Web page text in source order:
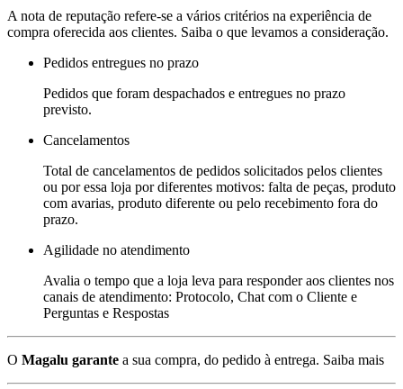
A nota de reputação refere-se a vários critérios na experiência de
compra oferecida aos clientes. Saiba o que levamos a consideração.
Pedidos entregues no prazo
Pedidos que foram despachados e entregues no prazo
previsto.
Cancelamentos
Total de cancelamentos de pedidos solicitados pelos clientes
ou por essa loja por diferentes motivos: falta de peças, produto
com avarias, produto diferente ou pelo recebimento fora do
prazo.
Agilidade no atendimento
Avalia o tempo que a loja leva para responder aos clientes nos
canais de atendimento: Protocolo, Chat com o Cliente e
Perguntas e Respostas
O Magalu garante a sua compra, do pedido à entrega. Saiba mais